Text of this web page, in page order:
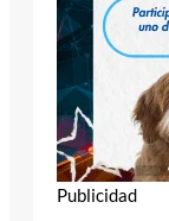
Publicidad